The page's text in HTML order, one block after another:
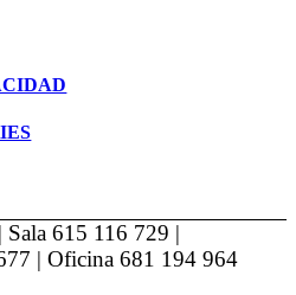
615 116 729 |
| Oficina 681 194 964